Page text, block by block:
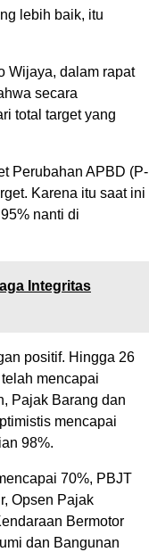
lebih baik, itu
Wijaya, dalam rapat
secara
total target yang
Perubahan APBD (P-
Karena itu saat ini
nanti di
Integritas
positif. Hingga 26
mencapai
Pajak Barang dan
mencapai
98%.
70%, PBJT
Opsen Pajak
Bermotor
dan Bangunan